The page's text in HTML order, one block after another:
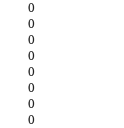
0
0
0
0
0
0
0
0